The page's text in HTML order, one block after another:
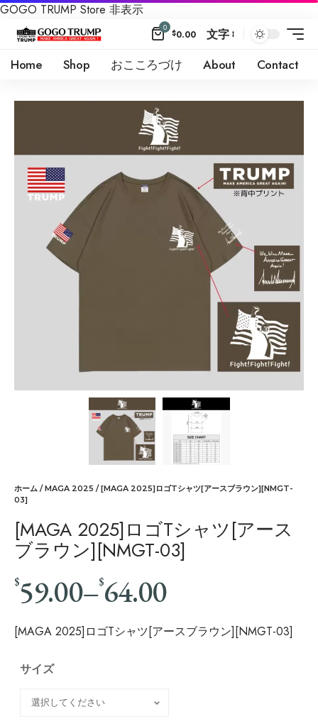
GOGO TRUMP Store 非表示
0
$0.00 文字
Home Shop おこころづけ About Contact
ホーム /MAGA 2025 / [MAGA 2025]ロゴTシャツ[アースブラウン][NMGT-
03]
[MAGA 2025]ロゴTシャツ[アース
ブラウン][NMGT-03]
$59.00–$64.00
[MAGA 2025]ロゴTシャツ[アースブラウン][NMGT-03]
サイズ